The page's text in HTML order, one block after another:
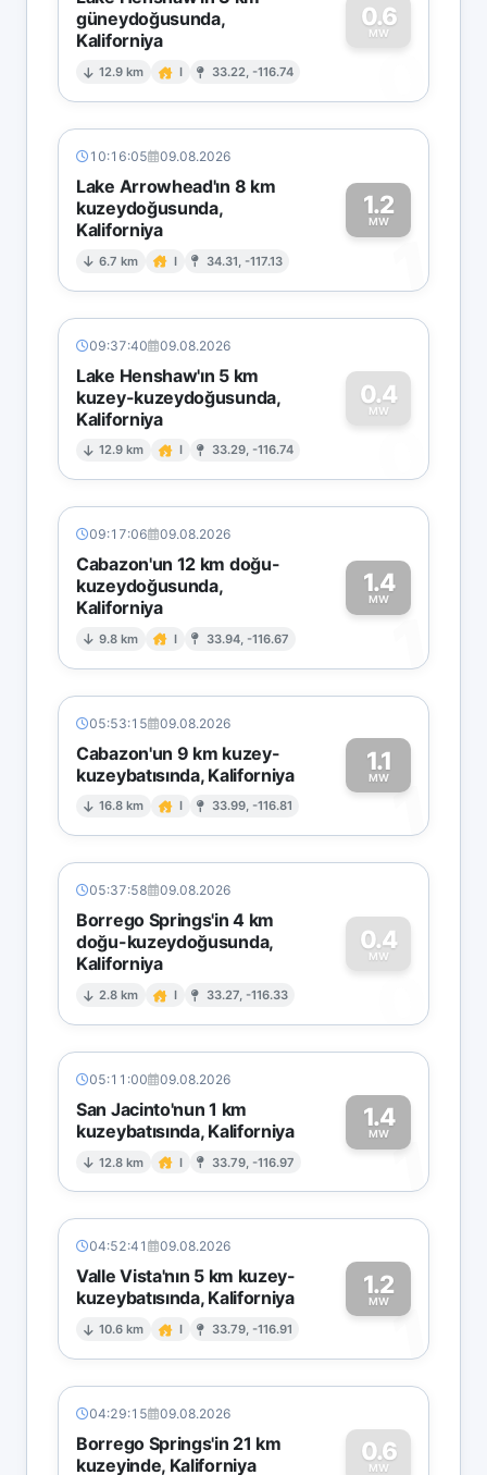
güneydoğusunda,
Kaliforniya
12.9 km I 33.22, -116.74
0.6
MW
0
10:16:05 09.08.2026
Lake Arrowhead'ın 8 km
kuzeydoğusunda,
Kaliforniya
6.7 km I 34.31, -117.13
1.2
MW
1
09:37:40 09.08.2026
Lake Henshaw'ın 5 km
kuzey-kuzeydoğusunda,
Kaliforniya
12.9 km I 33.29, -116.74
0.4
MW
0
09:17:06 09.08.2026
Cabazon'un 12 km doğu-
kuzeydoğusunda,
Kaliforniya
9.8 km I 33.94, -116.67
1.4
MW
1
05:53:15 09.08.2026
Cabazon'un 9 km kuzey-
kuzeybatısında, Kaliforniya
16.8 km I 33.99, -116.81
1.1
MW1
05:37:58 09.08.2026
Borrego Springs'in 4 km
doğu-kuzeydoğusunda,
Kaliforniya
2.8 km I 33.27, -116.33
0.4
MW
0
05:11:00 09.08.2026
San Jacinto'nun 1 km
kuzeybatısında, Kaliforniya
12.8 km I 33.79, -116.97
1.4
MW1
04:52:41 09.08.2026
Valle Vista'nın 5 km kuzey-
kuzeybatısında, Kaliforniya
10.6 km I 33.79, -116.91
1.2
MW1
04:29:15 09.08.2026
Borrego Springs'in 21 km
kuzeyinde, Kaliforniya
0.6
MW